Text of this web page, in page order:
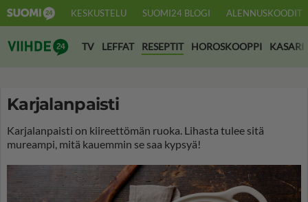
KESKUSTELU SUOMI24 BLOGI ALENNUSKOODIT
Suomi24 Viihde
TV LEFFAT RESEPTIT HOROSKOOPPI KASARI
Karjalanpaisti
Karjalanpaisti on kiireettömän ruoka. Lihasta tulee sitä
mureampi, mitä kauemmin se saa kypsyä!